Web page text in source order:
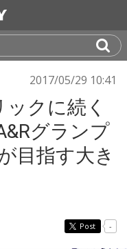
2017/05/29 10:41
クに続く
グランプ
目指す大き
Post -